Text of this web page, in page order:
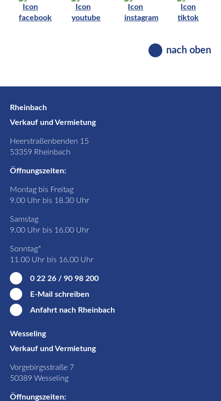
nach oben
Rheinbach
Verkauf und Vermietung
Heerstraßenbenden 15
53359 Rheinbach
Öffnungszeiten:
Montag bis Freitag
9.00 Uhr bis 18.30 Uhr
Samstag
9.00 Uhr bis 16.00 Uhr
Sonntag*
11.00 Uhr bis 16.00 Uhr
0 22 26 / 90 98 200
E-Mail schreiben
Anfahrt nach Rheinbach
Wesseling
Verkauf und Vermietung
Vorgebirgsstraße 7
50389 Wesseling
Öffnungszeiten: